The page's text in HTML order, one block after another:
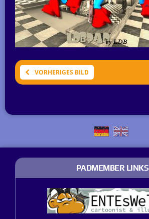
VORHERIGES BILD
PADMEMBER LINKS